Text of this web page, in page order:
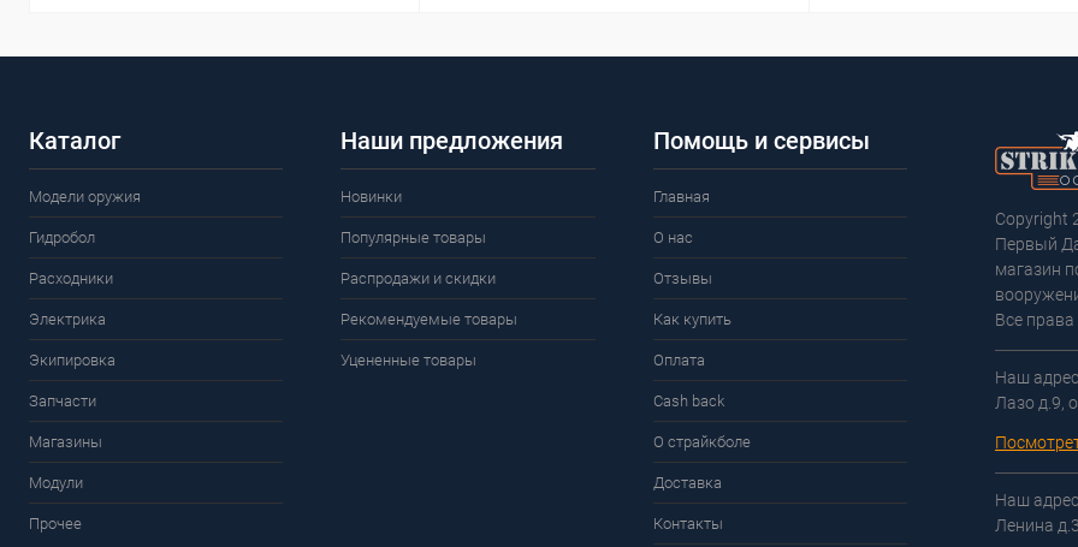
Каталог
Модели оружия
Гидробол
Расходники
Электрика
Экипировка
Запчасти
Магазины
Модули
Прочее
Наши предложения
Новинки
Популярные товары
Распродажи и скидки
Рекомендуемые товары
Уцененные товары
Помощь и сервисы
Главная
О нас
Отзывы
Как купить
Оплата
Cash back
О страйкболе
Доставка
Контакты
Copyright
Первый
магазин
Все
Наш
Лазо д.9,
Наш
Ленина